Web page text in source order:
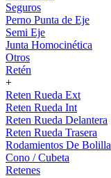
Seguros
Perno Punta de Eje
Semi Eje
Junta Homocinética
Otros
Retén
+
Reten Rueda Ext
Reten Rueda Int
Reten Rueda Delantera
Reten Rueda Trasera
Rodamientos De Bolilla
Cono / Cubeta
Retenes